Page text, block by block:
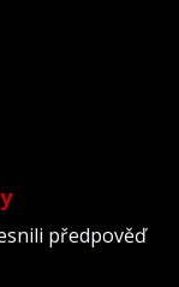
předpověď